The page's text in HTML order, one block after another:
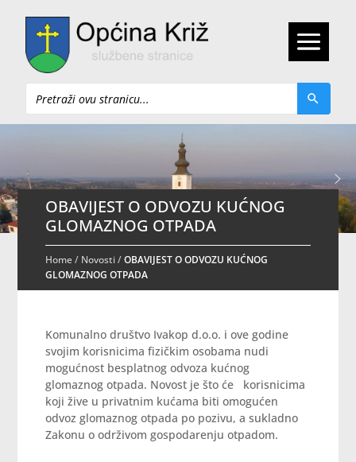
Pretraži
OBAVIJEST O ODVOZU KUĆNOG
GLOMAZNOG OTPADA
Home/ Novosti/OBAVIJEST O ODVOZU KUĆNOG
GLOMAZNOG OTPADA
Komunalno društvo Ivakop d.o.o. i ove godine
svojim korisnicima fizičkim osobama nudi
mogućnost besplatnog odvoza kućnog
glomaznog otpada. Novost je što će korisnicima
koji žive u privatnim kućama biti omogućen
odvoz glomaznog otpada po pozivu, a sukladno
Zakonu o održivom gospodarenju otpadom.